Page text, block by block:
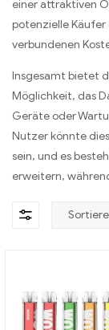
einer attraktiven
potenzielle
verbundenen
Insgesamt bietet
Möglichkeit, das
Geräte oder
Nutzer könnte
sein, und es
erweitern,